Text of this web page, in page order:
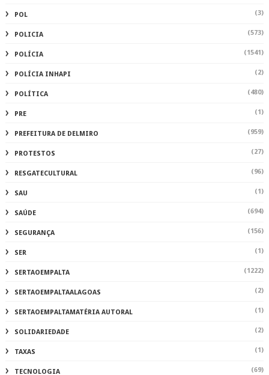
POL (3)
POLICIA (573)
POLÍCIA (1541)
POLÍCIA INHAPI (2)
POLÍTICA (480)
PRE (1)
PREFEITURA DE DELMIRO (959)
PROTESTOS (27)
RESGATECULTURAL (96)
SAU (1)
SAÚDE (694)
SEGURANÇA (156)
SER (1)
SERTAOEMPALTA (1222)
SERTAOEMPALTAALAGOAS (2)
SERTAOEMPALTAMATÉRIA AUTORAL (1)
SOLIDARIEDADE (2)
TAXAS (1)
TECNOLOGIA (69)